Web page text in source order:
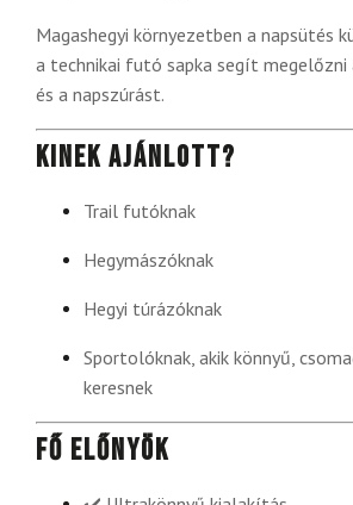
Magashegyi környezetben a napsütés
a technikai futó sapka segít
és a napszúrást.
Kinek ajánlott?
Trail futóknak
Hegymászóknak
Hegyi túrázóknak
Sportolóknak, akik könnyű,
keresnek
Fő előnyök